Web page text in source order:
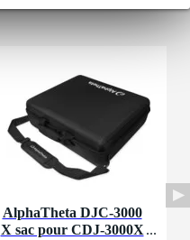
AlphaTheta DJC-3000
X sac pour CDJ-3000X